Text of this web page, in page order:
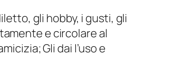
gli hobby, i gusti, gli
e circolare al
Gli dai l’uso e